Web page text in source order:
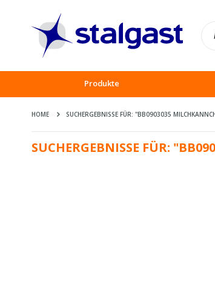
Produkte
HOME SUCHERGEBNISSE FÜR: "BB0903035
SUCHERGEBNISSE FÜR: